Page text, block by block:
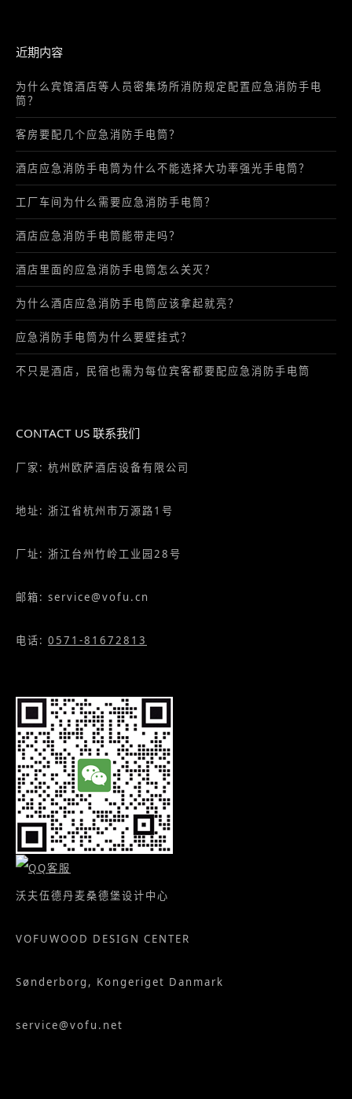
近期内容
为什么宾馆酒店等人员密集场所消防规定配置应急消防手电
筒？
客房要配几个应急消防手电筒？
酒店应急消防手电筒为什么不能选择大功率强光手电筒？
工厂车间为什么需要应急消防手电筒？
酒店应急消防手电筒能带走吗？
酒店里面的应急消防手电筒怎么关灭？
为什么酒店应急消防手电筒应该拿起就亮？
应急消防手电筒为什么要壁挂式？
不只是酒店，民宿也需为每位宾客都要配应急消防手电筒
CONTACT US 联系我们
厂家: 杭州欧萨酒店设备有限公司
地址: 浙江省杭州市万源路1号
厂址: 浙江台州竹岭工业园28号
邮箱: service@vofu.cn
电话: 0571-81672813
沃夫伍德丹麦桑德堡设计中心
VOFUWOOD DESIGN CENTER
Sønderborg, Kongeriget Danmark
service@vofu.net